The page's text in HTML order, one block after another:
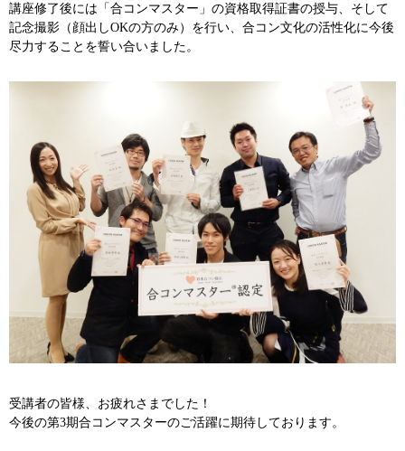
講座修了後には「合コンマスター」の資格取得証書の授与、そして
記念撮影（顔出しOKの方のみ）を行い、合コン文化の活性化に今後
尽力することを誓い合いました。
受講者の皆様、お疲れさまでした！
今後の第3期合コンマスターのご活躍に期待しております。